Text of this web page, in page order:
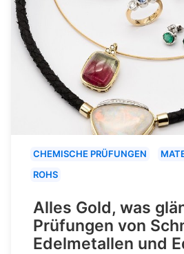
CHEMISCHE PRÜFUNGEN
ROHS
Alles Gold, was
Prüfungen von
Edelmetallen und